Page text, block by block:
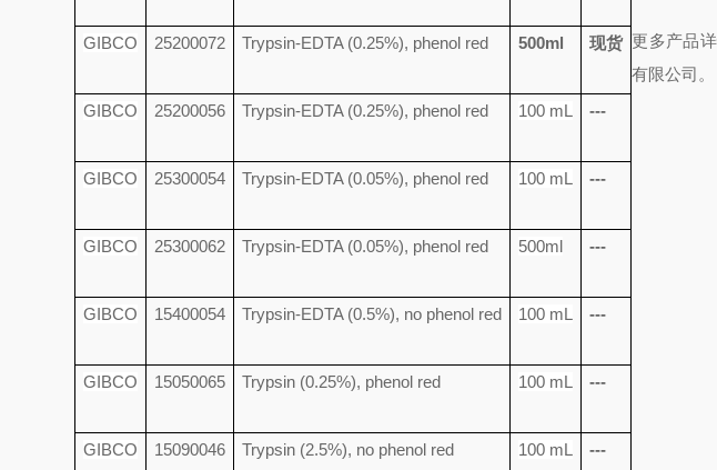
GIBCO 25200072 Trypsin-EDTA (0.25%), phenol red 500ml 现货
GIBCO 25200056 Trypsin-EDTA (0.25%), phenol red 100 mL ---
GIBCO 25300054 Trypsin-EDTA (0.05%), phenol red 100 mL ---
GIBCO 25300062 Trypsin-EDTA (0.05%), phenol red 500ml ---
GIBCO 15400054 Trypsin-EDTA (0.5%), no phenol red 100 mL ---
GIBCO 15050065 Trypsin (0.25%), phenol red 100 mL ---
GIBCO 15090046 Trypsin (2.5%), no phenol red 100 mL ---
更多产品
有限公司。